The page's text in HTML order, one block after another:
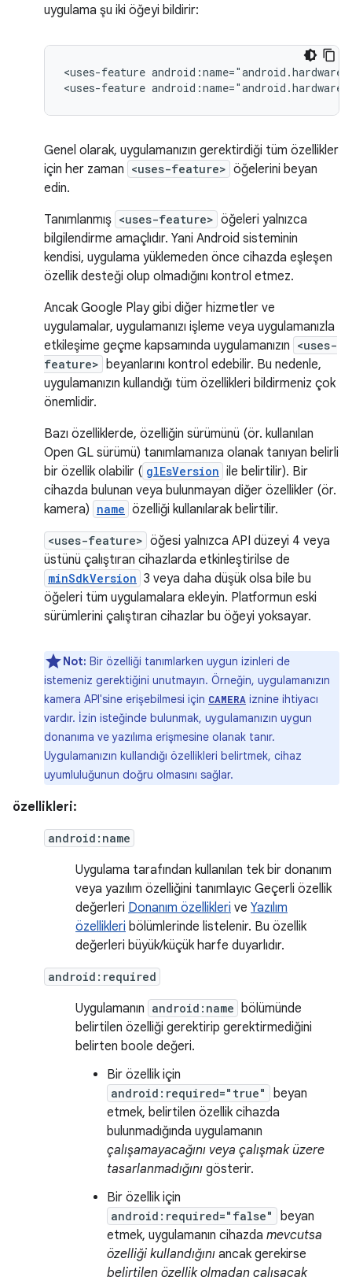
uygulama şu iki öğeyi bildirir:
<uses-feature
<uses-feature
Genel olarak, uygulamanızın gerektirdiği tüm özellikler
için her zaman <uses-feature> öğelerini beyan
edin.
Tanımlanmış <uses-feature> öğeleri yalnızca
bilgilendirme amaçlıdır. Yani Android sisteminin
kendisi, uygulama yüklemeden önce cihazda eşleşen
özellik desteği olup olmadığını kontrol etmez.
Ancak Google Play gibi diğer hizmetler ve
uygulamalar, uygulamanızı işleme veya uygulamanızla
etkileşime geçme kapsamında uygulamanızın <uses-
feature> beyanlarını kontrol edebilir. Bu nedenle,
uygulamanızın kullandığı tüm özellikleri bildirmeniz çok
önemlidir.
Bazı özelliklerde, özelliğin sürümünü (ör. kullanılan
Open GL sürümü) tanımlamanıza olanak tanıyan belirli
bir özellik olabilir ( glEsVersion ile belirtilir). Bir
cihazda bulunan veya bulunmayan diğer özellikler (ör.
kamera) name özelliği kullanılarak belirtilir.
<uses-feature> öğesi yalnızca API düzeyi 4 veya
üstünü çalıştıran cihazlarda etkinleştirilse de
minSdkVersion 3 veya daha düşük olsa bile bu
öğeleri tüm uygulamalara ekleyin. Platformun eski
sürümlerini çalıştıran cihazlar bu öğeyi yoksayar.
Not: Bir özelliği tanımlarken uygun izinleri de
istemeniz gerektiğini unutmayın. Örneğin, uygulamanızın
kamera API'sine erişebilmesi için CAMERA iznine ihtiyacı
vardır. İzin isteğinde bulunmak, uygulamanızın uygun
donanıma ve yazılıma erişmesine olanak tanır.
Uygulamanızın kullandığı özellikleri belirtmek, cihaz
uyumluluğunun doğru olmasını sağlar.
özellikleri:
android:name
Uygulama tarafından kullanılan tek bir donanım
veya yazılım özelliğini tanımlayıc Geçerli özellik
değerleri Donanım özellikleri ve Yazılım
özellikleri bölümlerinde listelenir. Bu özellik
değerleri büyük/küçük harfe duyarlıdır.
android:required
Uygulamanın android:name bölümünde
belirtilen özelliği gerektirip gerektirmediğini
belirten boole değeri.
Bir özellik için
android:required="true"
beyan
etmek, belirtilen özellik cihazda
bulunmadığında uygulamanın
çalışamayacağını veya çalışmak üzere
tasarlanmadığını gösterir.
Bir özellik için
android:required="false"
beyan
etmek, uygulamanın cihazda mevcutsa
özelliği kullandığını ancak gerekirse
belirtilen özellik olmadan çalışacak